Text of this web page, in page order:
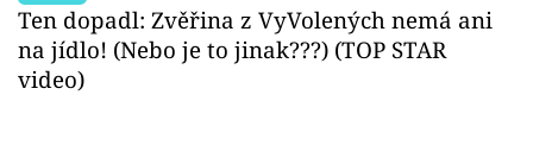
Ten dopadl: Zvěřina z VyVolených nemá ani
na jídlo! (Nebo je to jinak???) (TOP STAR
video)